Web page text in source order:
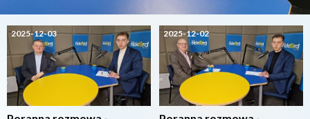
2025-12-03 2025-12-02